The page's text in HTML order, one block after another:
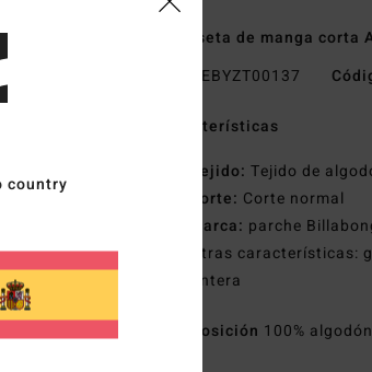
Camiseta de manga corta
EBYZT00137
Características
Tejido: Tejido de
Corte: Corte normal
Marca: parche
Otras características:
delantera
Composición 100% algodón
country